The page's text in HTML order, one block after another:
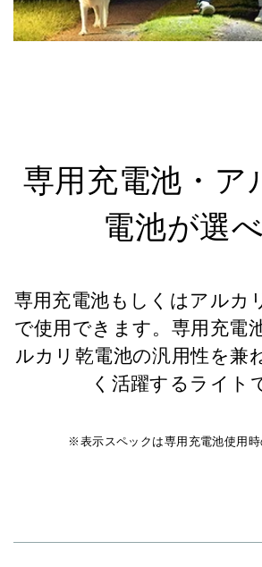
専用充電池・ア
電池が選
専用充電池もしくはアルカ
で使用できます。専用充電
ルカリ乾電池の汎用性を兼
く活躍するライト
※表示スペックは専用充電池使用時